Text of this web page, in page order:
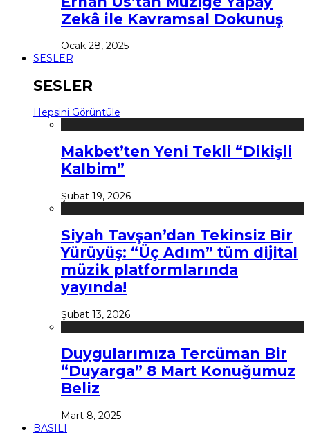
Zekâ ile Kavramsal Dokunuş
Ocak 28, 2025
SESLER
SESLER
Hepsini Görüntüle
Makbet’ten Yeni Tekli “Dikişli
Kalbim”
Şubat 19, 2026
Siyah Tavşan’dan Tekinsiz Bir
Yürüyüş: “Üç Adım” tüm dijital
müzik platformlarında
yayında!
Şubat 13, 2026
Duygularımıza Tercüman Bir
“Duyarga” 8 Mart Konuğumuz
Beliz
Mart 8, 2025
BASILI